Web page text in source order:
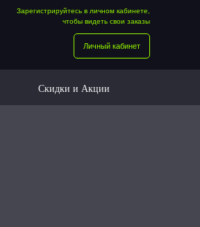
Личный кабинет
Зарегистрируйтесь в личном кабинете,
чтобы видеть свои заказы
Скидки и Акции